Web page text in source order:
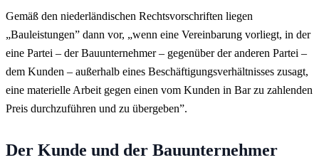
Gemäß den niederländischen Rechtsvorschriften liegen
„Bauleistungen” dann vor, „wenn eine Vereinbarung vorliegt, in der
eine Partei – der Bauunternehmer – gegenüber der anderen Partei –
dem Kunden – außerhalb eines Beschäftigungsverhältnisses zusagt,
eine materielle Arbeit gegen einen vom Kunden in Bar zu zahlenden
Preis durchzuführen und zu übergeben”.
Der Kunde und der Bauunternehmer